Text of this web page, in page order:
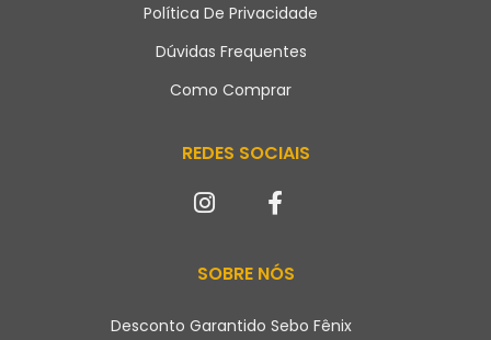
Política De Privacidade
Dúvidas Frequentes
Como Comprar
REDES SOCIAIS
SOBRE NÓS
Desconto Garantido Sebo Fênix